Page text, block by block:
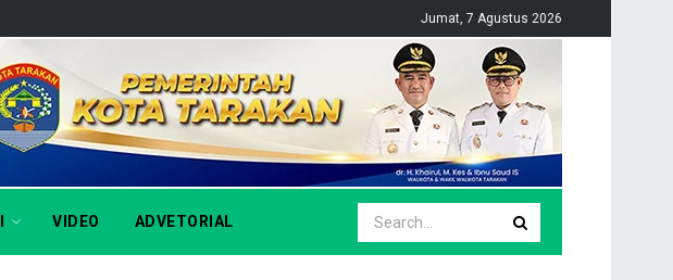
Jumat, 7 Agustus 2026
VIDEO ADVETORIAL